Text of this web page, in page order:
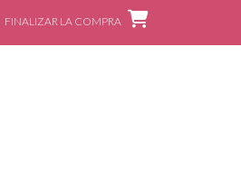
FINALIZAR LA COMPRA